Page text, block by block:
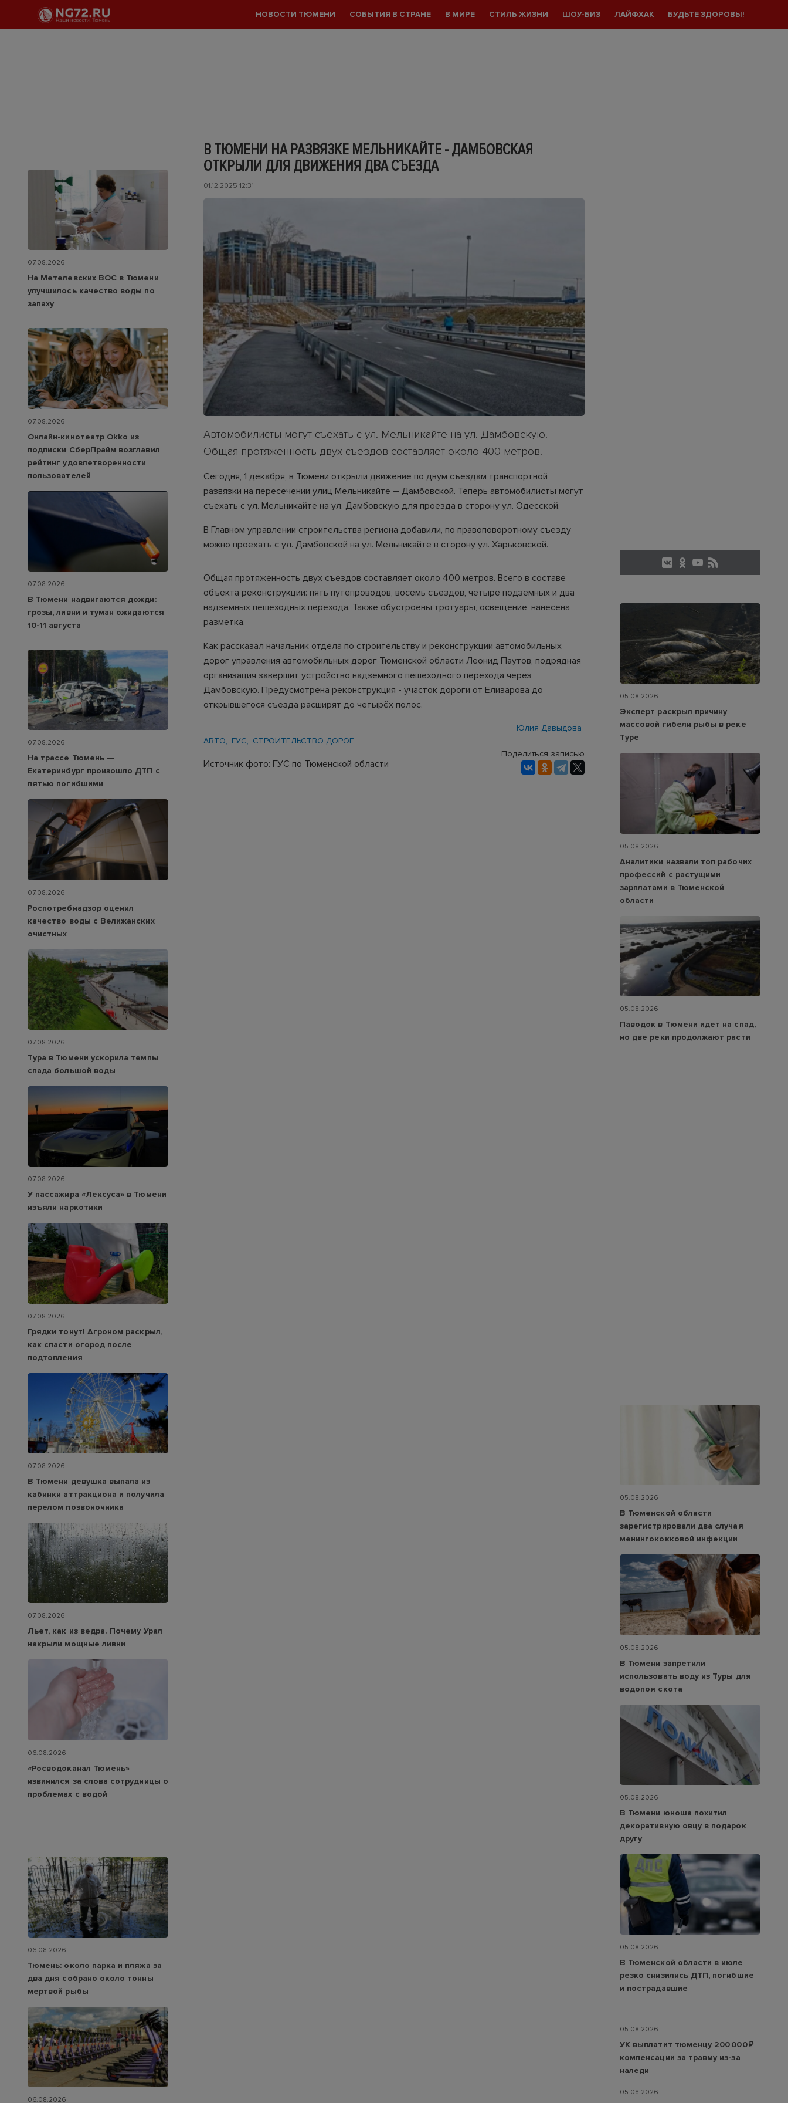
НОВОСТИ ТЮМЕНИ СОБЫТИЯ В СТРАНЕ В МИРЕ СТИЛЬ ЖИЗНИ ШОУ-БИЗ ЛАЙФХАК БУДЬТЕ ЗДОРОВЫ!
В ТЮМЕНИ НА РАЗВЯЗКЕ МЕЛЬНИКАЙТЕ - ДАМБОВСКАЯ
ОТКРЫЛИ ДЛЯ ДВИЖЕНИЯ ДВА СЪЕЗДА
01.12.2025 12:31
Автомобилисты могут съехать с ул. Мельникайте на ул. Дамбовскую.
Общая протяженность двух съездов составляет около 400 метров.
Сегодня, 1 декабря, в Тюмени открыли движение по двум съездам транспортной
развязки на пересечении улиц Мельникайте – Дамбовской. Теперь автомобилисты могут
съехать с ул. Мельникайте на ул. Дамбовскую для проезда в сторону ул. Одесской.
В Главном управлении строительства региона добавили, по правоповоротному съезду
можно проехать с ул. Дамбовской на ул. Мельникайте в сторону ул. Харьковской.
Общая протяженность двух съездов составляет около 400 метров. Всего в составе
объекта реконструкции: пять путепроводов, восемь съездов, четыре подземных и два
надземных пешеходных перехода. Также обустроены тротуары, освещение, нанесена
разметка.
Как рассказал начальник отдела по строительству и реконструкции автомобильных
дорог управления автомобильных дорог Тюменской области Леонид Паутов, подрядная
организация завершит устройство надземного пешеходного перехода через
Дамбовскую. Предусмотрена реконструкция - участок дороги от Елизарова до
открывшегося съезда расширят до четырёх полос.
Юлия Давыдова
АВТО
ГУС СТРОИТЕЛЬСТВО ДОРОГ
Источник фото: ГУС по Тюменской области
Поделиться записью
07.08.2026
На Метелевских ВОС в Тюмени
улучшилось качество воды по
запаху
07.08.2026
Онлайн-кинотеатр Okko из
подписки СберПрайм возглавил
рейтинг удовлетворенности
пользователей
07.08.2026
В Тюмени надвигаются дожди:
грозы, ливни и туман ожидаются
10-11 августа
07.08.2026
На трассе Тюмень —
Екатеринбург произошло ДТП с
пятью погибшими
07.08.2026
Роспотребнадзор оценил
качество воды с Велижанских
очистных
07.08.2026
Тура в Тюмени ускорила темпы
спада большой воды
07.08.2026
У пассажира «Лексуса» в Тюмени
изъяли наркотики
07.08.2026
Грядки тонут! Агроном раскрыл,
как спасти огород после
подтопления
07.08.2026
В Тюмени девушка выпала из
кабинки аттракциона и получила
перелом позвоночника
07.08.2026
Льет, как из ведра. Почему Урал
накрыли мощные ливни
06.08.2026
«Росводоканал Тюмень»
извинился за слова сотрудницы о
проблемах с водой
06.08.2026
Тюмень: около парка и пляжа за
два дня собрано около тонны
мертвой рыбы
06.08.2026
05.08.2026
Эксперт раскрыл причину
массовой гибели рыбы в реке
Туре
05.08.2026
Аналитики назвали топ рабочих
профессий с растущими
зарплатами в Тюменской
области
05.08.2026
Паводок в Тюмени идет на спад,
но две реки продолжают расти
05.08.2026
В Тюменской области
зарегистрировали два случая
менингококковой инфекции
05.08.2026
В Тюмени запретили
использовать воду из Туры для
водопоя скота
05.08.2026
В Тюмени юноша похитил
декоративную овцу в подарок
другу
05.08.2026
В Тюменской области в июле
резко снизились ДТП, погибшие
и пострадавшие
05.08.2026
УК выплатит тюменцу 200 000 ₽
компенсации за травму из-за
наледи
05.08.2026